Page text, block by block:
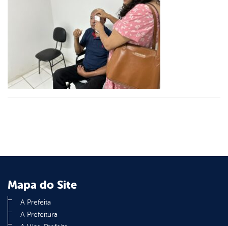
Mapa do Site
A Prefeita
A Prefeitura